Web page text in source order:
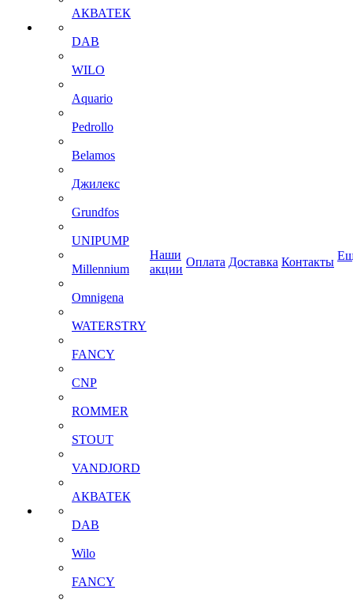
АКВАТЕК
DAB
WILO
Aquario
Pedrollo
Belamos
Джилекс
Grundfos
UNIPUMP
Millennium
Omnigena
WATERSTRY
FANCY
CNP
ROMMER
STOUT
VANDJORD
АКВАТЕК
DAB
Wilo
FANCY
Наши
акции
Оплата Доставка Контакты